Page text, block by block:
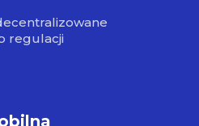
regulacji